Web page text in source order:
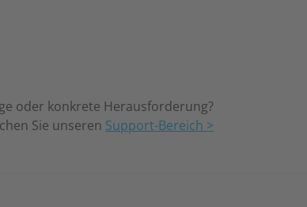
oder konkrete Herausforderung?
Sie unseren Support-Bereich >